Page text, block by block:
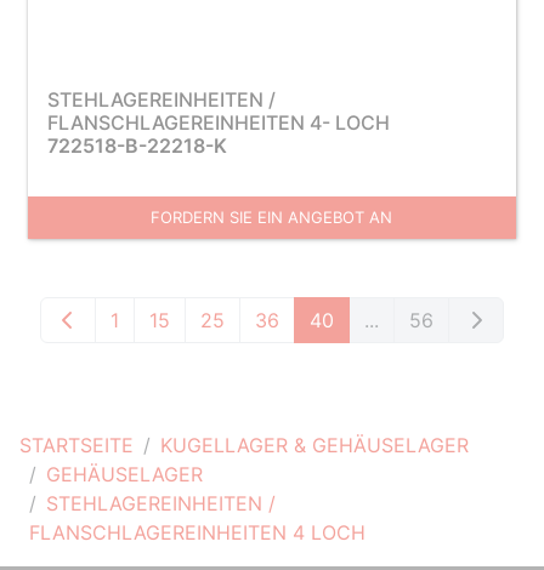
STARTSEITE
KUGELLAGER & GEHÄUSELAGER
GEHÄUSELAGER
STEHLAGEREINHEITEN /
FLANSCHLAGEREINHEITEN 4 LOCH
STEHLAGEREINHEITEN /
FLANSCHLAGEREINHEITEN 4- LOCH
722518-B-22218-K
FORDERN SIE EIN ANGEBOT AN
1 15 25 36 40 ... 56